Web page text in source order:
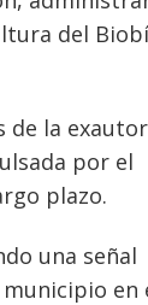
del
de la
por el
plazo.
una señal
en